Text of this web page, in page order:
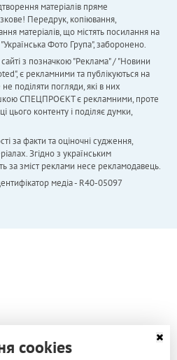
матеріалів пряме
Передрук, копіювання,
матеріалів, що містять посилання на
Фото Група", заборонено.
з позначкою "Реклама" / "Новини
є рекламними та публікуються на
поділяти погляди, які в них
СПЕЦПРОЄКТ є рекламними, проте
цього контенту і поділяє думки,
за факти та оціночні судження,
Згідно з українським
за зміст реклами несе рекламодавець.
медіа - R40-05097
cookies